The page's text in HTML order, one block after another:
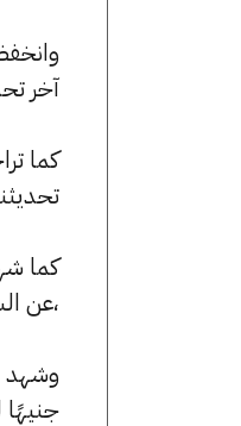
آخر
،عن السعر